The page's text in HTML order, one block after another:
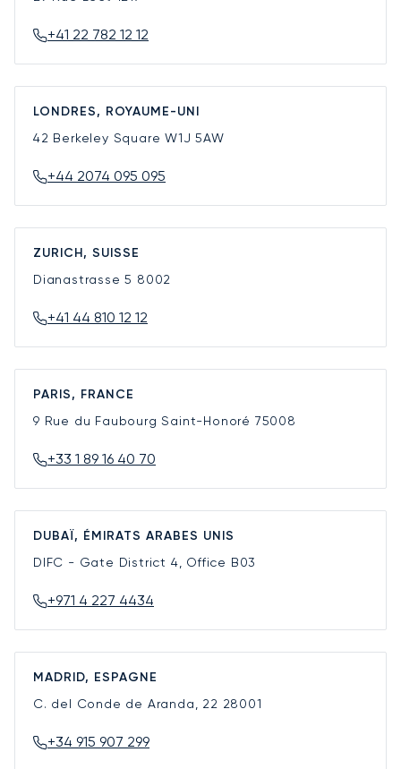
+41 22 782 12 12
LONDRES, ROYAUME-UNI
42 Berkeley SquareW1J 5AW
+44 2074 095 095
ZURICH, SUISSE
Dianastrasse 5 8002
+41 44 810 12 12
PARIS, FRANCE
9 Rue du Faubourg Saint-Honoré 75008
+33 1 89 16 40 70
DUBAÏ, ÉMIRATS ARABES UNIS
DIFC - Gate District 4, Office B03
+971 4 227 4434
MADRID, ESPAGNE
C. del Conde de Aranda, 22 28001
+34 915 907 299